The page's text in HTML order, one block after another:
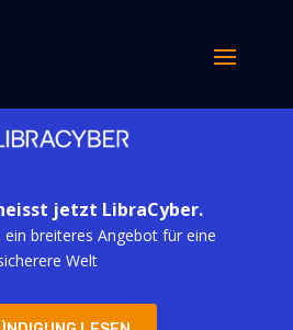
jetzt LibraCyber.
ein breiteres Angebot für eine
Welt